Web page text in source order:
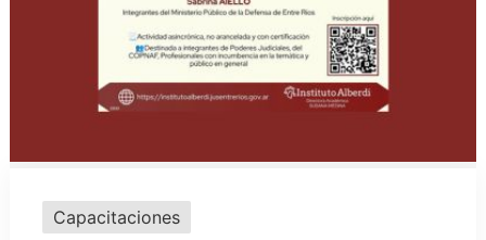
Capacitaciones